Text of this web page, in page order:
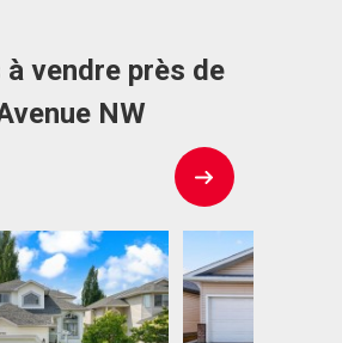
vendre près de
NW